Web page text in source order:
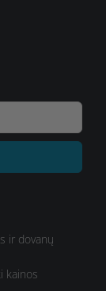
ir dovanų
kainos